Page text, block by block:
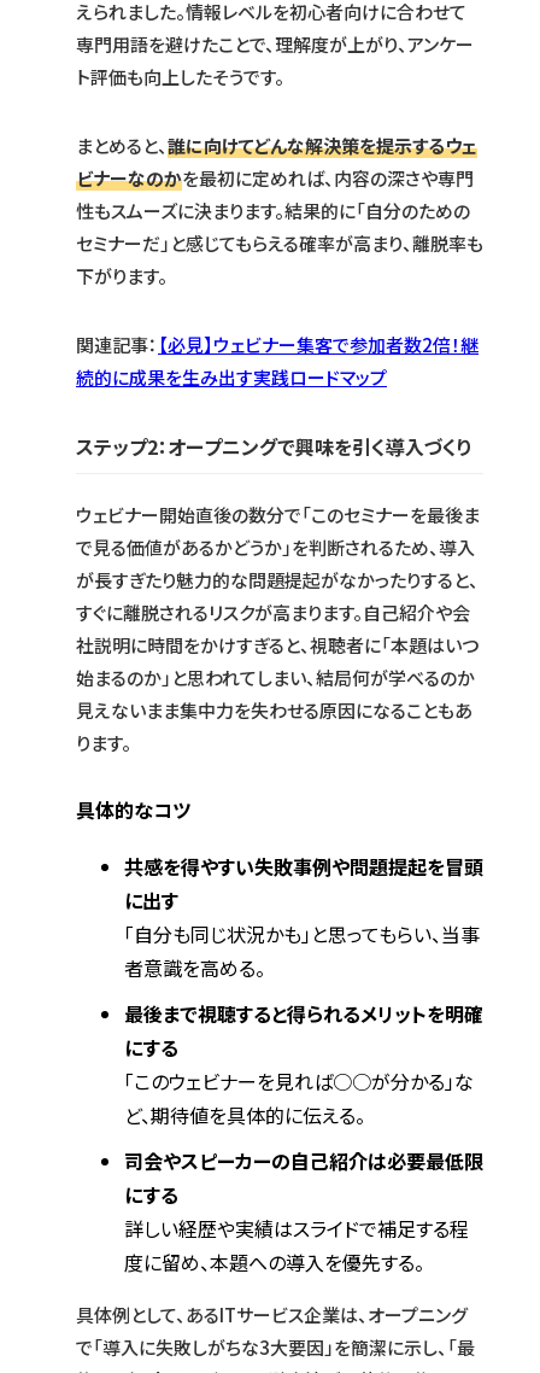
えられました。情報レベルを初心者向けに合わせて
専門用語を避けたことで、理解度が上がり、アンケー
ト評価も向上したそうです。
まとめると、誰に向けてどんな解決策を提示するウェ
ビナーなのかを最初に定めれば、内容の深さや専門
性もスムーズに決まります。結果的に「自分のための
セミナーだ」と感じてもらえる確率が高まり、離脱率も
下がります。
関連記事： 【必見】ウェビナー集客で参加者数2倍！継
続的に成果を生み出す実践ロードマップ
ステップ2：オープニングで興味を引く導入づくり
ウェビナー開始直後の数分で「このセミナーを最後ま
で見る価値があるかどうか」を判断されるため、導入
が長すぎたり魅力的な問題提起がなかったりすると、
すぐに離脱されるリスクが高まります。自己紹介や会
社説明に時間をかけすぎると、視聴者に「本題はいつ
始まるのか」と思われてしまい、結局何が学べるのか
見えないまま集中力を失わせる原因になることもあ
ります。
具体的なコツ
共感を得やすい失敗事例や問題提起を冒頭
に出す
「自分も同じ状況かも」と思ってもらい、当事
者意識を高める。
最後まで視聴すると得られるメリットを明確
にする
「このウェビナーを見れば○○が分かる」な
ど、期待値を具体的に伝える。
司会やスピーカーの自己紹介は必要最低限
にする
詳しい経歴や実績はスライドで補足する程
度に留め、本題への導入を優先する。
具体例として、あるITサービス企業は、オープニング
で「導入に失敗しがちな3大要因」を簡潔に示し、「最